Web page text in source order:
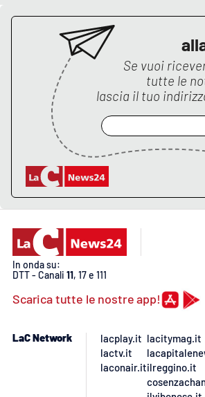
Lamezia Terme
PROGETTI
SPECIALI
Buona Sanità Calabria
LA
CALABRIAVISIONE
Destinazioni
Eventi
Food
Se vuoi
tutte le
lascia il tuo
In onda su:
DTT - Canali 11, 17 e 111
Scarica tutte le nostre app!
LaC Network
lacplay.it
lactv.it
laconair.it
lacitymag.it
ilreggino.it